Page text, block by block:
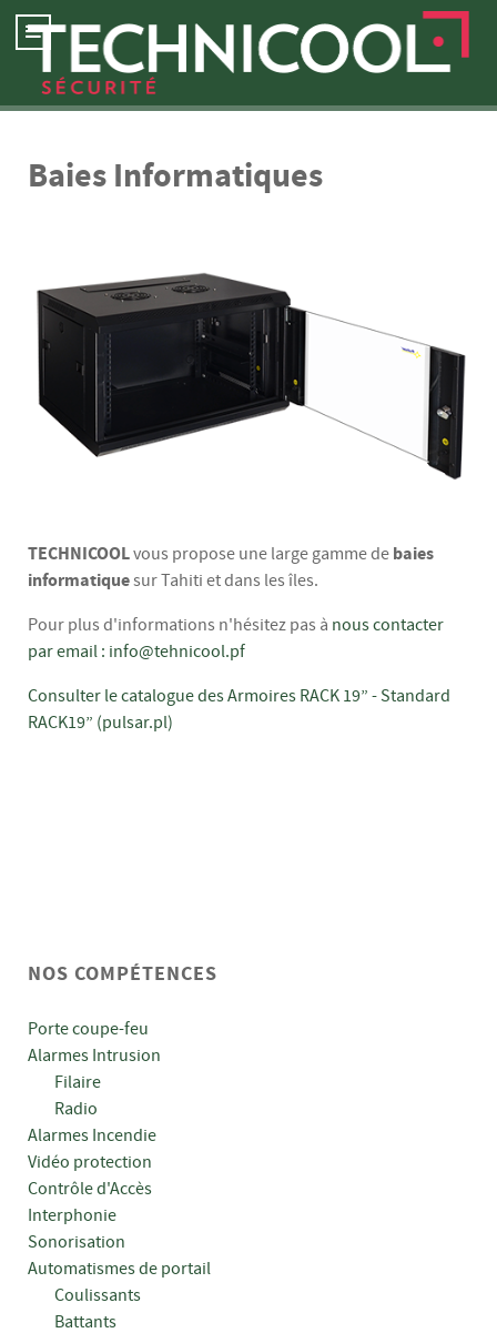
Baies Informatiques
TECHNICOOLvous propose une large gamme de baies
informatiquesur Tahiti et dans les îles.
Pour plus d'informations n'hésitez pas à nous contacter
par email : info@tehnicool.pf
Consulter le catalogue des Armoires RACK 19” - Standard
RACK19” (pulsar.pl)
NOS COMPÉTENCES
Porte coupe-feu
Alarmes Intrusion
Filaire
Radio
Alarmes Incendie
Vidéo protection
Contrôle d'Accès
Interphonie
Sonorisation
Automatismes de portail
Coulissants
Battants